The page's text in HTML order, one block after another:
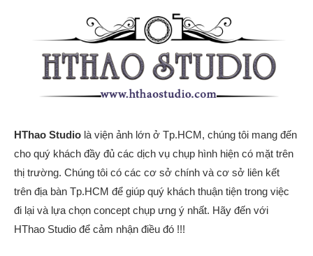
HThao Studio là viện ảnh lớn ở Tp.HCM, chúng tôi mang đến
cho quý khách đầy đủ các dịch vụ chụp hình hiện có mặt trên
thị trường. Chúng tôi có các cơ sở chính và cơ sở liên kết
trên địa bàn Tp.HCM để giúp quý khách thuận tiện trong việc
đi lại và lựa chọn concept chụp ưng ý nhất. Hãy đến với
HThao Studio để cảm nhận điều đó !!!